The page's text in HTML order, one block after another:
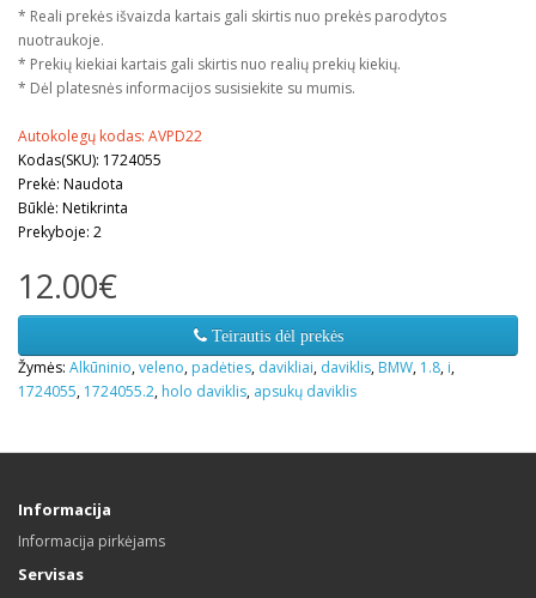
* Reali prekės išvaizda kartais gali skirtis nuo prekės parodytos
nuotraukoje.
* Prekių kiekiai kartais gali skirtis nuo realių prekių kiekių.
* Dėl platesnės informacijos susisiekite su mumis.
Autokolegų kodas: AVPD22
Kodas(SKU): 1724055
Prekė: Naudota
Būklė: Netikrinta
Prekyboje: 2
12.00€
Teirautis dėl prekės
Žymės: Alkūninio,veleno, padėties, davikliai, daviklis, BMW, 1.8, i,
1724055, 1724055.2, holo daviklis, apsukų daviklis
Informacija
Informacija pirkėjams
Servisas